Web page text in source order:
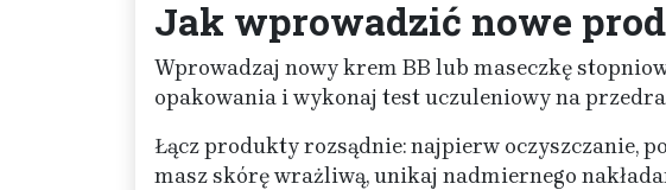
Jak wprowadzić nowe
Wprowadzaj nowy krem BB lub maseczkę
opakowania i wykonaj test uczuleniowy na
Łącz produkty rozsądnie: najpierw oczyszczanie,
masz skórę wrażliwą, unikaj nadmiernego